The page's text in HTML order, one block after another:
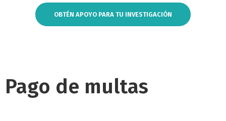
OBTÉN APOYO PARA TU INVESTIGACIÓN
Pago de multas